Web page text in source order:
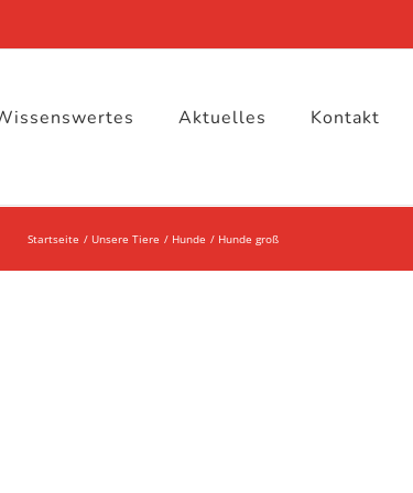
Aktuelles Kontakt
Startseite Unsere Tiere Hunde Hunde groß